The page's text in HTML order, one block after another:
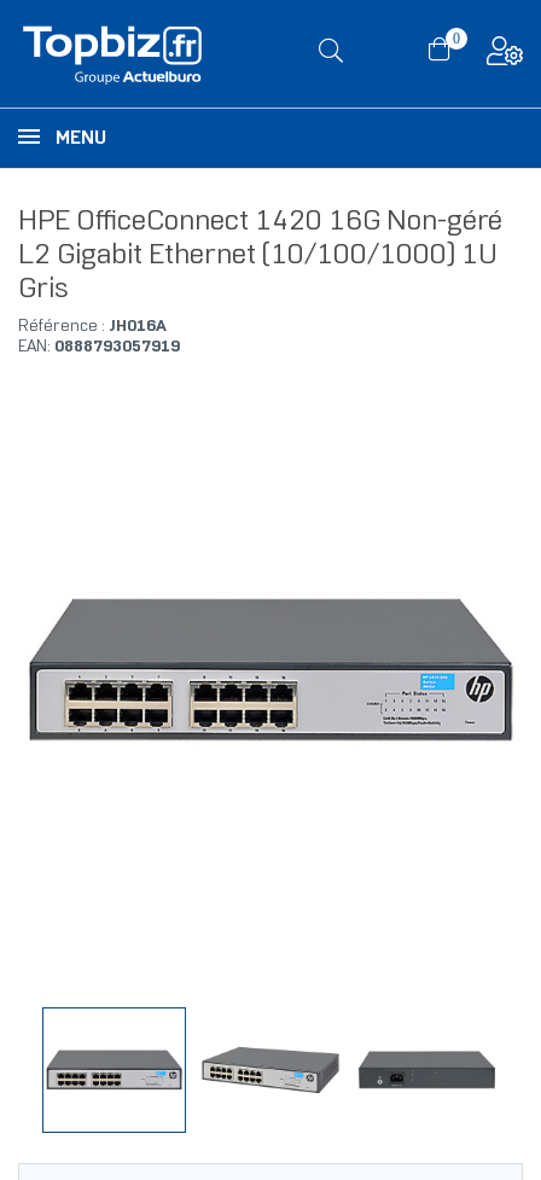
0
MENU
HPE OfficeConnect 1420 16G Non-géré
L2 Gigabit Ethernet (10/100/1000) 1U
Gris
Référence : JH016A
EAN: 0888793057919